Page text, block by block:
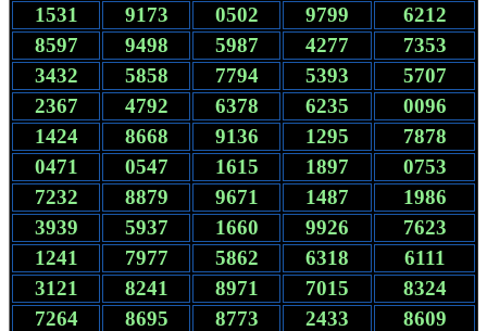
1531
9173 0502 9799
6212
8597
9498 5987 4277
7353
3432
5858 7794 5393
5707
2367
4792 6378 6235
0096
1424
8668 9136 1295
7878
0471
0547 1615 1897
0753
7232
8879 9671 1487
1986
3939
5937 1660 9926
7623
1241
7977 5862 6318
6111
3121
8241 8971 7015
8324
7264
8695 8773 2433
8609